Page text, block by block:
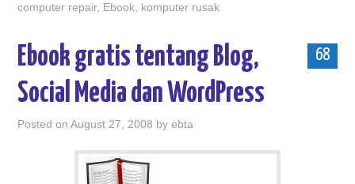
computer repair, Ebook komputer rusak
68
Ebook gratis tentang Blog,
Social Media dan WordPress
Posted onAugust 27, 2008 byebta